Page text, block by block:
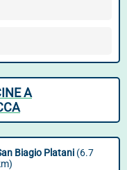
A
Biagio Platani (6.7